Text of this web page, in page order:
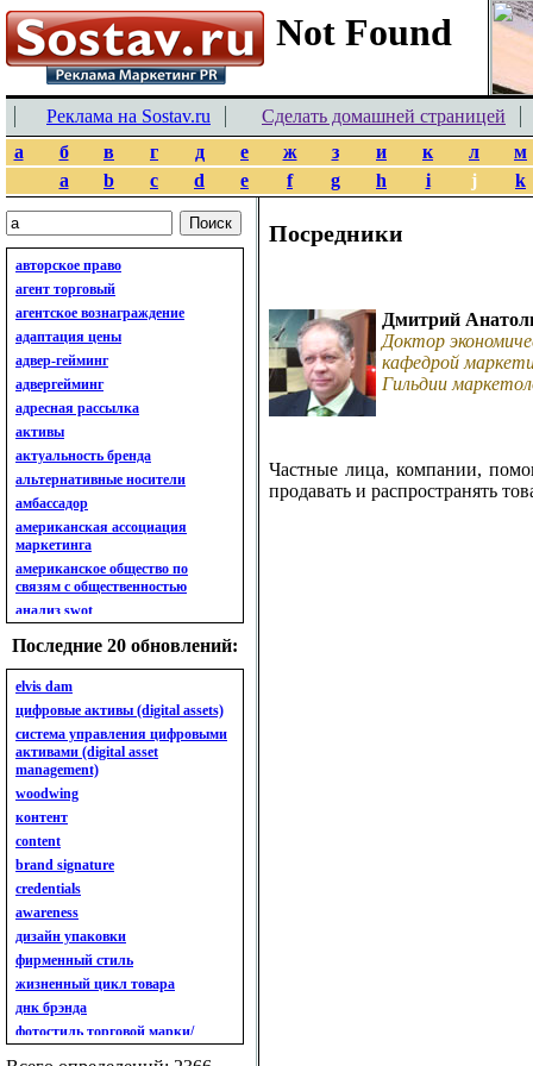
Реклама на Sostav.ru
Сделать домашней страницей
а
б в г д е ж з и к л
м
a
b c d e f g h i j k
авторское право
агент торговый
агентское вознаграждение
адаптация цены
адвер-гейминг
адвергейминг
адресная рассылка
активы
актуальность бренда
альтернативные носители
амбассадор
американская ассоциация
маркетинга
американское общество по
связям с общественностью
анализ swot
анализ бизнес-портфеля
анализ имиджа
анализ кластерный
анализ конкурентов
анализ кросс-культурных
особенностей
анализ мак кинси «7s»
анализ макросистемы
анализ маркетинговый
анализ рынка
анализ ситуационный
анализ экспертный
индивидуальный
анкета
ассортимент
ассортимент товарный.
планирование товарного
ассортимента
ассортимент. глубина
Последние 20 обновлений:
elvis dam
цифровые активы (digital assets)
система управления цифровыми
активами (digital asset
management)
woodwing
контент
content
brand signature
credentials
awareness
дизайн упаковки
фирменный стиль
жизненный цикл товара
днк брэнда
фотостиль торговой марки/
линейки продукции
Посредники
Дмитрий
Доктор
кафедрой
Гильдии
Частные лица, компании,
продавать и распространять